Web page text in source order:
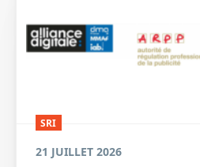
SRI
21 JUILLET 2026